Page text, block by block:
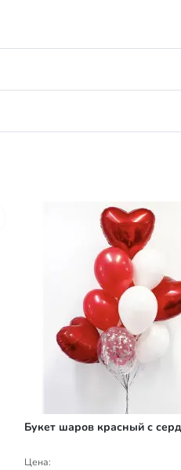
Букет шаров красный с
Цена: